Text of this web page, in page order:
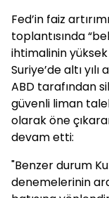
Fed’in faiz
toplantısında
ihtimalinin
Suriye’de altı
ABD tarafından
güvenli liman
olarak öne
devam etti:
"Benzer durum
denemelerinin